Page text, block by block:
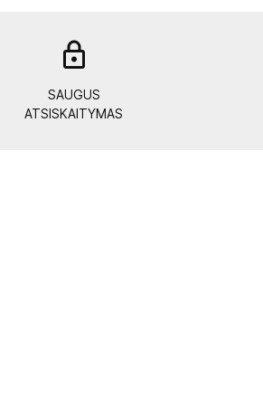
SAUGUS
ATSISKAITYMAS